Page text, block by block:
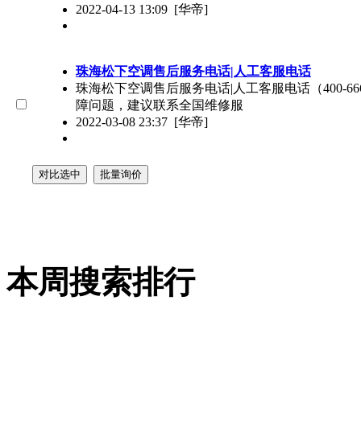
2022-04-13 13:09 [华帝]
珠海松下空调售后服务电话|人工客服电话
珠海松下空调售后服务电话|人工客服电话（400-
障问题，建议联系全国维修服
2022-03-08 23:37 [华帝]
本周搜索排行